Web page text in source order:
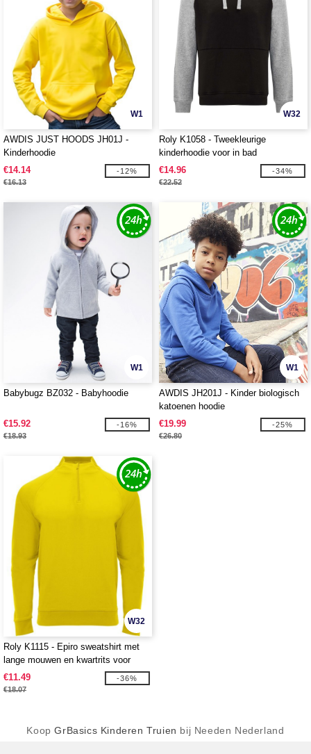
W1
AWDIS JUST HOODS JH01J -
Kinderhoodie
€14.14
€16.13
-12%
W32
Roly K1058 - Tweekleurige
kinderhoodie voor in bad
€14.96
€22.52
-34%
W1
Babybugz BZ032 - Babyhoodie
€15.92
€18.93
-16%
W1
AWDIS JH201J - Kinder biologisch
katoenen hoodie
€19.99
€26.80
-25%
W32
Roly K1115 - Epiro sweatshirt met
lange mouwen en kwartrits voor
kinderen
€11.49
€18.07
-36%
KoopGrBasics Kinderen Truien bij Needen Nederland